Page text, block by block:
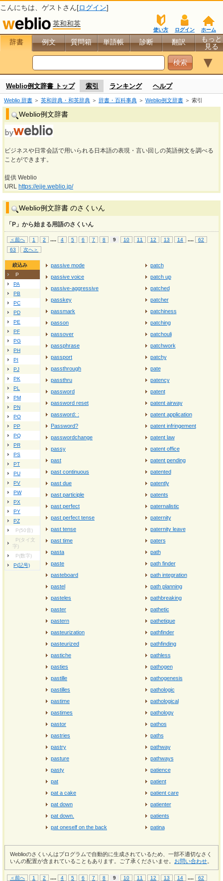
こんにちは、 ゲスト さん[ログイン]
英和和英
ホーム
ログイン
使い方
辞書 例文 質問箱 単語帳 診断 翻訳
もっと
見る
▼
Weblio例文辞書 トップ 索引 ランキング ヘルプ
Weblio 辞書 ＞ 英和辞典・和英辞典 ＞ 辞書・百科事典 ＞ Weblio例文辞書 ＞ 索引
Weblio例文辞書
ビジネスや日常会話で用いられる日本語の表現・言い回しの英語例文を調べる
ことができます。
提供 Weblio
URL https://ejje.weblio.jp/
Weblio例文辞書 のさくいん
「P」から始まる用語のさくいん
＜前へ 1 2 .... 4 5 6 7 8 9 10 11 12 13 14 ....
62
63
次へ＞
絞込み
P
PA
PB
PC
PD
PE
PF
PG
PH
PI
PJ
PK
PL
PM
PN
PO
PP
PQ
PR
PS
PT
PU
PV
PW
PX
PY
PZ
P(50音)
P(タイ文
字)
P(数字)
P(記号)
passive mode
passive voice
passive-aggressive
passkey
passmark
passon
passover
passphrase
passport
passthrough
passthru
password
password reset
password: :
Password?
passwordchange
passy
past
past continuous
past due
past participle
past perfect
past perfect tense
past tense
past time
pasta
paste
pasteboard
pastel
pasteles
paster
pastern
pasteurization
pasteurized
pastiche
pasties
pastille
pastilles
pastime
pastimes
pastor
pastries
pastry
pasture
pasty
pat
pat a cake
pat down
pat down.
pat oneself on the back
patch
patch up
patched
patcher
patchiness
patching
patchouli
patchwork
patchy
pate
patency
patent
patent airway
patent application
patent infringement
patent law
patent office
patent pending
patented
patently
patents
paternalistic
paternity
paternity leave
paters
path
path finder
path integration
path planning
pathbreaking
pathetic
pathetique
pathfinder
pathfinding
pathless
pathogen
pathogenesis
pathologic
pathological
pathology
pathos
paths
pathway
pathways
patience
patient
patient care
patienter
patients
patina
Weblioのさくいんはプログラムで自動的に生成されているため、一部不適切なさく
いんの配置が含まれていることもあります。ご了承くださいませ。 お問い合わせ
＜前へ 1 2 .... 4 5 6 7 8 9 10 11 12 13 14 ....
62